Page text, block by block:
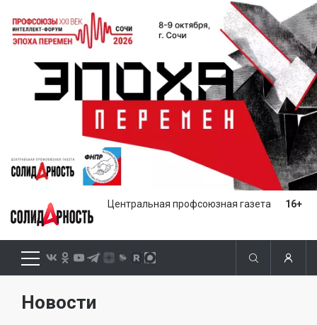
Центральная профсоюзная газета 16+
Новости